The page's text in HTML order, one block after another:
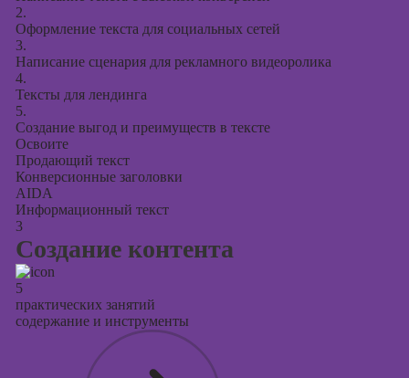
2.
Оформление текста для социальных сетей
3.
Написание сценария для рекламного видеоролика
4.
Тексты для лендинга
5.
Создание выгод и преимуществ в тексте
Освоите
Продающий текст
Конверсионные заголовки
AIDA
Информационный текст
3
Создание контента
5
практических занятий
содержание и инструменты